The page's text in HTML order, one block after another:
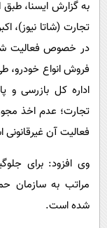
به گزارش ایسنا،
تجارت (شاتا نیوز)،
در خصوص فعالیت
فروش انواع خودرو،
اداره کل بازرسی
تجارت؛ عدم اخذ
فعالیت آن
وی افزود: برای
مراتب به سازمان
شده است.